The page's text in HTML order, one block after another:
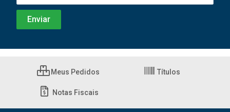
Meus Pedidos Títulos
Notas Fiscais